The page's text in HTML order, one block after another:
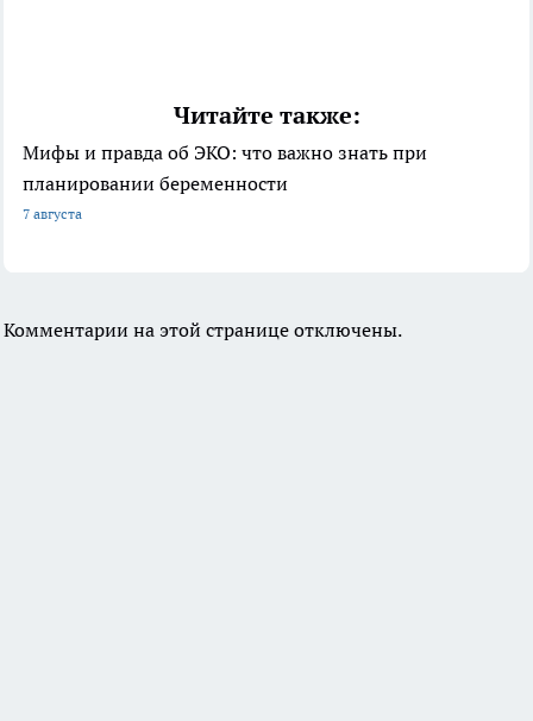
Читайте также:
Мифы и правда об ЭКО: что важно знать при
планировании беременности
7 августа
Комментарии на этой странице отключены.